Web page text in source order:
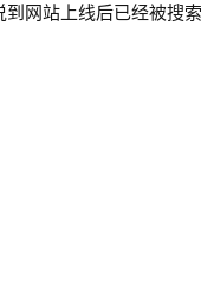
网站上线后已经被搜